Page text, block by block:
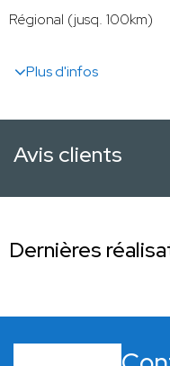
Régional (jusq. 100km)
Plus d'infos
Avis clients
Dernières